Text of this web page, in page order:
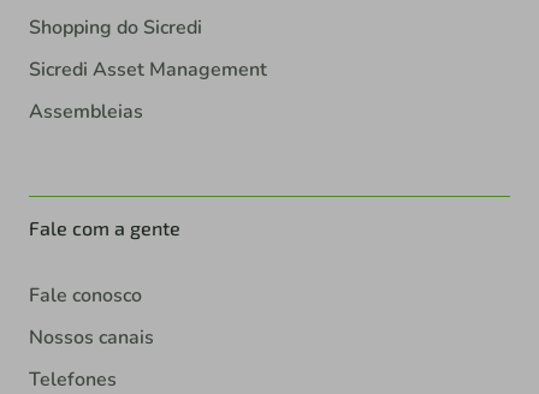
Shopping do Sicredi
Sicredi Asset Management
Assembleias
Fale com a gente
Fale conosco
Nossos canais
Telefones